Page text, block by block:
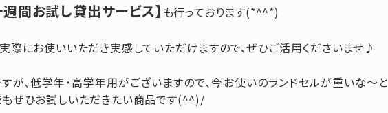
週間お試し貸出サービス】 も行っております(*^^*)
際にお使いいただき実感していただけますので、ぜひご活用くださいませ♪
が、低学年・高学年用がございますので、今お使いのランドセルが重いな～と
ぜひお試しいただきたい商品です(^^)/